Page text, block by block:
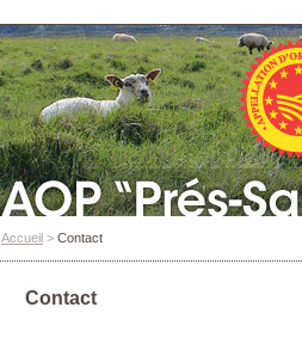
Accueil > Contact
Contact